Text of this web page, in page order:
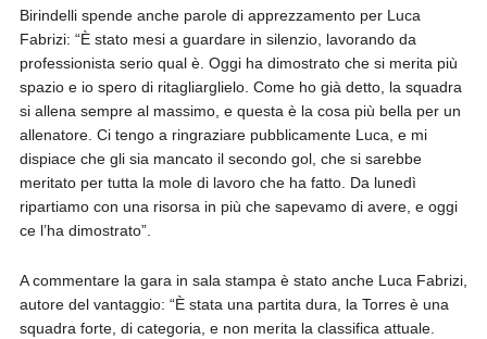
Birindelli spende anche parole di apprezzamento per Luca
Fabrizi: “È stato mesi a guardare in silenzio, lavorando da
professionista serio qual è. Oggi ha dimostrato che si merita più
spazio e io spero di ritagliarglielo. Come ho già detto, la squadra
si allena sempre al massimo, e questa è la cosa più bella per un
allenatore. Ci tengo a ringraziare pubblicamente Luca, e mi
dispiace che gli sia mancato il secondo gol, che si sarebbe
meritato per tutta la mole di lavoro che ha fatto. Da lunedì
ripartiamo con una risorsa in più che sapevamo di avere, e oggi
ce l’ha dimostrato”.
A commentare la gara in sala stampa è stato anche Luca Fabrizi,
autore del vantaggio: “È stata una partita dura, la Torres è una
squadra forte, di categoria, e non merita la classifica attuale.